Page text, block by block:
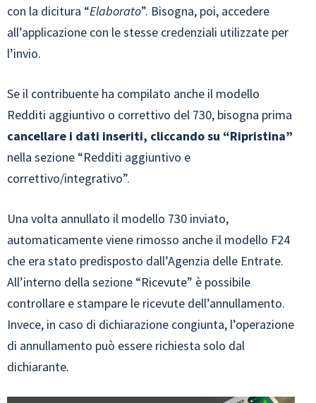
con la dicitura “Elaborato”. Bisogna, poi, accedere
all’applicazione con le stesse credenziali utilizzate per
l’invio.
Se il contribuente ha compilato anche il modello
Redditi aggiuntivo o correttivo del 730, bisogna prima
cancellare i dati inseriti, cliccando su “Ripristina”
nella sezione “Redditi aggiuntivo e
correttivo/integrativo”.
Una volta annullato il modello 730 inviato,
automaticamente viene rimosso anche il modello F24
che era stato predisposto dall’Agenzia delle Entrate.
All’interno della sezione “Ricevute” è possibile
controllare e stampare le ricevute dell’annullamento.
Invece, in caso di dichiarazione congiunta, l’operazione
di annullamento può essere richiesta solo dal
dichiarante.